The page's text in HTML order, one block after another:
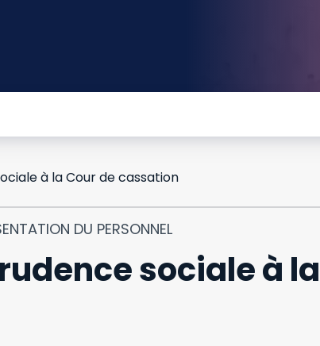
à la Cour de cassation
DU PERSONNEL
sociale à